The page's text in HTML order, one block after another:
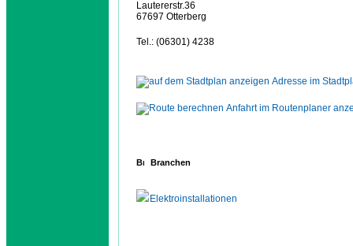
Lautererstr.36
67697 Otterberg
Tel.: (06301) 4238
Adresse im
Anfahrt im Routenplaner
Branchen
Elektroinstallationen